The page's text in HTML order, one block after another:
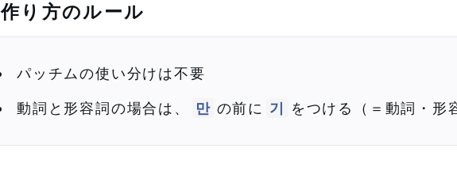
作り方のルール
パッチムの使い分けは不要
動詞と形容詞の場合は、 만 の前に 기 をつける（＝動詞・形